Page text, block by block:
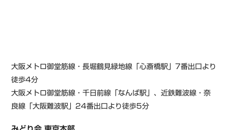
大阪メトロ御堂筋線・長堀鶴見緑地線「心斎橋駅」7番出口より
徒歩4分
大阪メトロ御堂筋線・千日前線「なんば駅」、近鉄難波線・奈
良線「大阪難波駅」24番出口より徒歩5分